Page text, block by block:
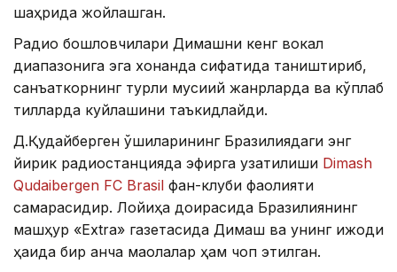
шаҳрида жойлашган.
Радио бошловчилари Димашни кенг вокал
диапазонига эга хонанда сифатида таништириб,
санъаткорнинг турли мусиқий жанрларда ва кўплаб
тилларда куйлашини таъкидлайди.
Д.Қудайберген қўшиқларининг Бразилиядаги энг
йирик радиостанцияда эфирга узатилиши Dimash
Qudaibergen FC Brasil фан-клуби фаолияти
самарасидир. Лойиҳа доирасида Бразилиянинг
машҳур «Extra» газетасида Димаш ва унинг ижоди
ҳақида бир қанча мақолалар ҳам чоп этилган.